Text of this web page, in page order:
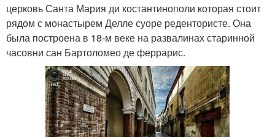
церковь Санта Мария ди костантинополи которая стоит
рядом с монастырем Делле суоре редентористе. Она
была построена в 18-м веке на развалинах старинной
часовни сан Бартоломео де феррарис.